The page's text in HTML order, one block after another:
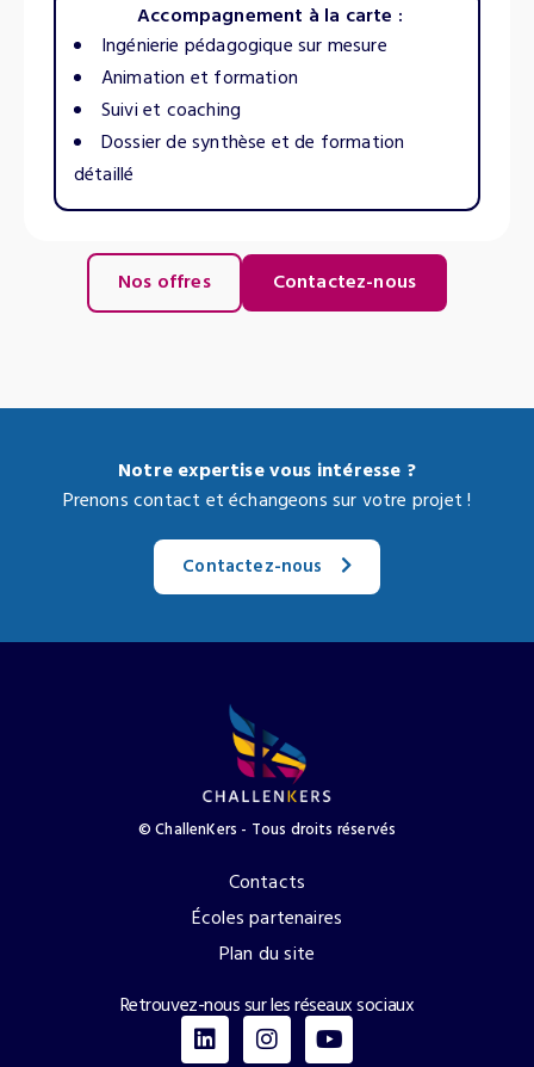
Accompagnement à la carte :
Ingénierie pédagogique sur mesure
Animation et formation
Suivi et coaching
Dossier de synthèse et de formation
détaillé
Nos offres Contactez-nous
Notre expertise vous intéresse ?
Prenons contact et échangeons sur votre projet !
Contactez-nous
© ChallenKers - Tous droits réservés​
Contacts
Écoles partenaires
Plan du site
Retrouvez-nous sur les réseaux sociaux